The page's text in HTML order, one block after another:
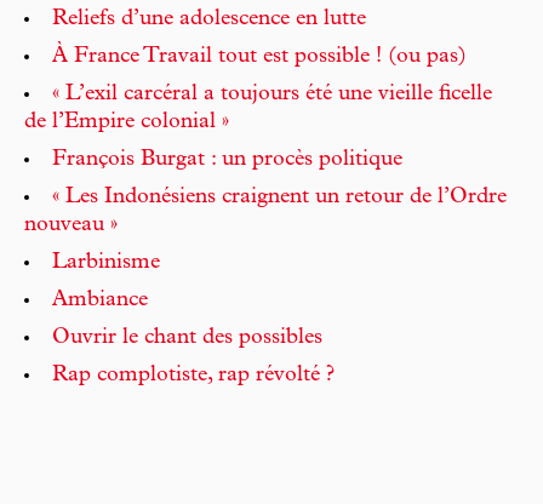
Reliefs d’une adolescence en lutte
À France Travail tout est possible ! (ou pas)
« L’exil carcéral a toujours été une vieille ficelle
de l’Empire colonial »
François Burgat : un procès politique
« Les Indonésiens craignent un retour de l’Ordre
nouveau »
Larbinisme
Ambiance
Ouvrir le chant des possibles
Rap complotiste, rap révolté ?